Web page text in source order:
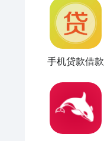
手机贷款借款